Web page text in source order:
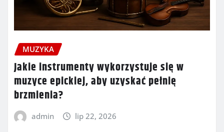
MUZYKA
Jakie instrumenty wykorzystuje się w
muzyce epickiej, aby uzyskać pełnię
brzmienia?
admin lip 22, 2026